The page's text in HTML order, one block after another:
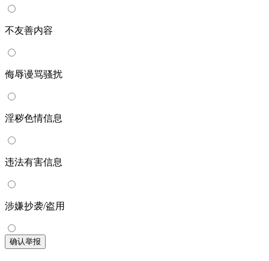
不友善内容
侮辱谩骂骚扰
淫秽色情信息
违法有害信息
涉嫌抄袭/盗用
确认举报